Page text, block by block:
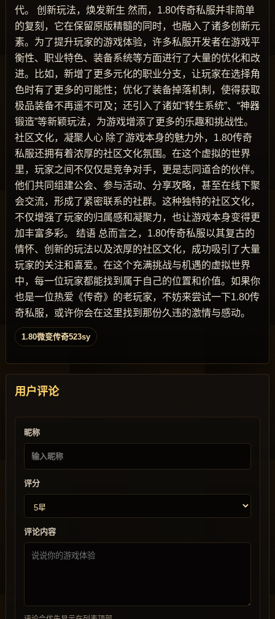
代。 创新玩法，焕发新生 然而，1.80传奇私服并非简单
的复刻，它在保留原版精髓的同时，也融入了诸多创新元
素。为了提升玩家的游戏体验，许多私服开发者在游戏平
衡性、职业特色、装备系统等方面进行了大量的优化和改
进。比如，新增了更多元化的职业分支，让玩家在选择角
色时有了更多的可能性；优化了装备掉落机制，使得获取
极品装备不再遥不可及；还引入了诸如“转生系统”、“神器
锻造”等新颖玩法，为游戏增添了更多的乐趣和挑战性。
社区文化，凝聚人心 除了游戏本身的魅力外，1.80传奇
私服还拥有着浓厚的社区文化氛围。在这个虚拟的世界
里，玩家之间不仅仅是竞争对手，更是志同道合的伙伴。
他们共同组建公会、参与活动、分享攻略，甚至在线下聚
会交流，形成了紧密联系的社群。这种独特的社区文化，
不仅增强了玩家的归属感和凝聚力，也让游戏本身变得更
加丰富多彩。 结语 总而言之，1.80传奇私服以其复古的
情怀、创新的玩法以及浓厚的社区文化，成功吸引了大量
玩家的关注和喜爱。在这个充满挑战与机遇的虚拟世界
中，每一位玩家都能找到属于自己的位置和价值。如果你
也是一位热爱《传奇》的老玩家，不妨来尝试一下1.80传
奇私服，或许你会在这里找到那份久违的激情与感动。
1.80微变传奇523sy
用户评论
昵称
评分
评论内容